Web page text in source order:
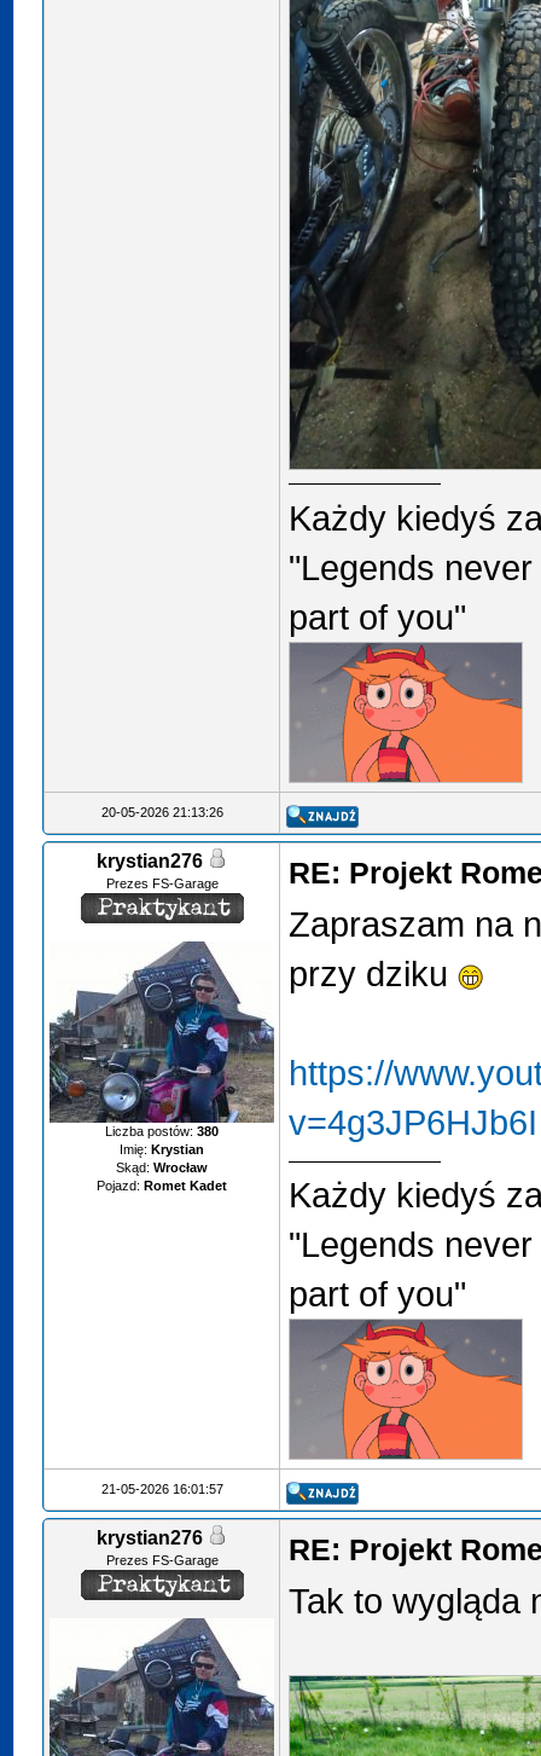
Każdy kiedyś
"Legends
part of you"
20-05-2026 21:13:26
krystian276
Prezes FS-Garage
Liczba postów:380
Imię: Krystian
Skąd: Wrocław
Pojazd: Romet Kadet
RE: Projekt
Zapraszam na
przy dziku
https://
v=4g3JP6HJb6I
Każdy kiedyś
"Legends
part of you"
21-05-2026 16:01:57
krystian276
Prezes FS-Garage RE: Projekt
Tak to wygląda